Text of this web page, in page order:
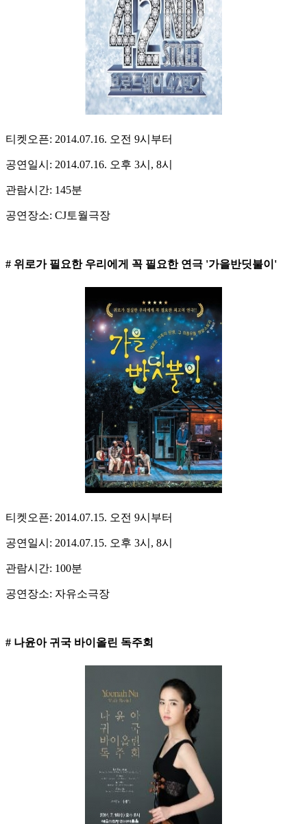
티켓오픈: 2014.07.16. 오전 9시부터
공연일시: 2014.07.16. 오후 3시, 8시
관람시간: 145분
공연장소: CJ토월극장
# 위로가 필요한 우리에게 꼭 필요한 연극 '가을반딧불이'
티켓오픈: 2014.07.15. 오전 9시부터
공연일시: 2014.07.15. 오후 3시, 8시
관람시간: 100분
공연장소: 자유소극장
# 나윤아 귀국 바이올린 독주회